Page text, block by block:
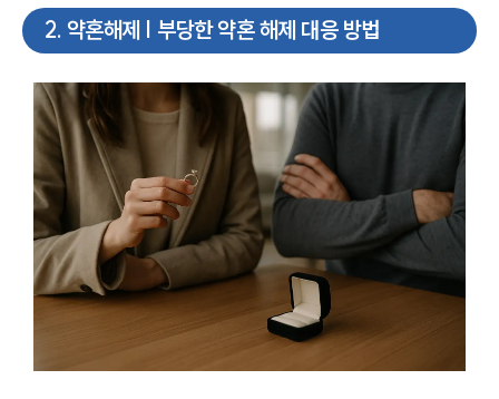
2. 약혼해제 | 부당한 약혼 해제 대응 방법